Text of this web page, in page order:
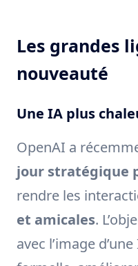
Les grandes
nouveauté
Une IA plus
OpenAI a
jour stratégique
rendre les
et amicales.
avec l’image